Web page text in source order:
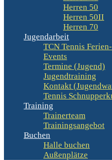
Herren 50
Herren 50II
Herren 70
Jugendarbeit
TCN Tennis
Events
Termine (Jugend)
Jugendtraining
Kontakt
Tennis
Training
Trainerteam
Trainingsangebot
Buchen
Halle buchen
Außenplätze